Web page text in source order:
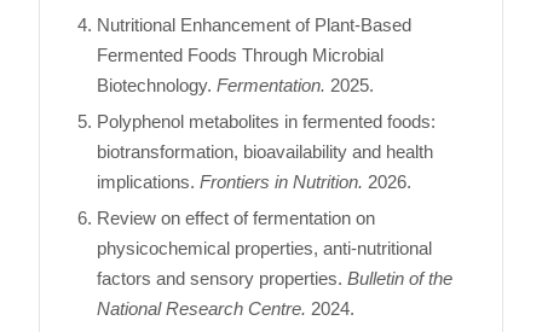
Nutritional Enhancement of Plant-Based
Fermented Foods Through Microbial
Biotechnology. Fermentation. 2025.
Polyphenol metabolites in fermented foods:
biotransformation, bioavailability and health
implications. Frontiers in Nutrition. 2026.
Review on effect of fermentation on
physicochemical properties, anti-nutritional
factors and sensory properties. Bulletin of the
National Research Centre. 2024.